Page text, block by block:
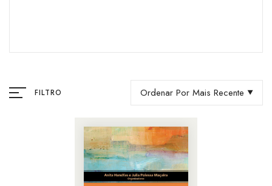
FILTRO Ordenar Por Mais Recente